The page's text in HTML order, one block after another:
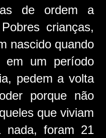
de ordem a
crianças,
nascido quando
em um período
pedem a volta
porque não
que viviam
nada, foram 21